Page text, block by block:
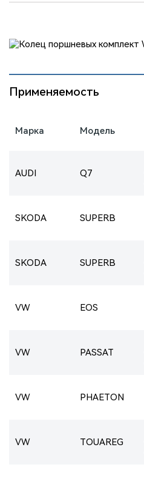
Применяемость
Марка Модель
AUDI Q7
SKODA SUPERB
SKODA SUPERB
VW EOS
VW PASSAT
VW PHAETON
VW TOUAREG